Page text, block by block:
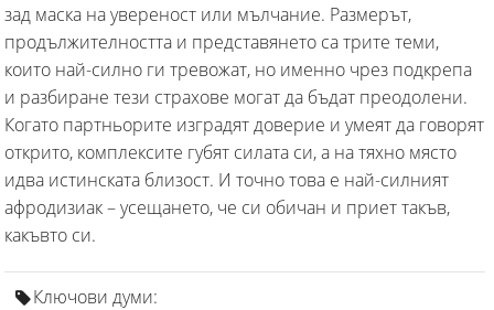
зад маска на увереност или мълчание. Размерът,
продължителността и представянето са трите теми,
които най-силно ги тревожат, но именно чрез подкрепа
и разбиране тези страхове могат да бъдат преодолени.
Когато партньорите изградят доверие и умеят да говорят
открито, комплексите губят силата си, а на тяхно място
идва истинската близост. И точно това е най-силният
афродизиак – усещането, че си обичан и приет такъв,
какъвто си.
Ключови думи: